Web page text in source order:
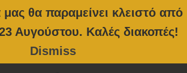
θα παραμείνει κλειστό από
Αυγούστου. Καλές διακοπές!
Dismiss